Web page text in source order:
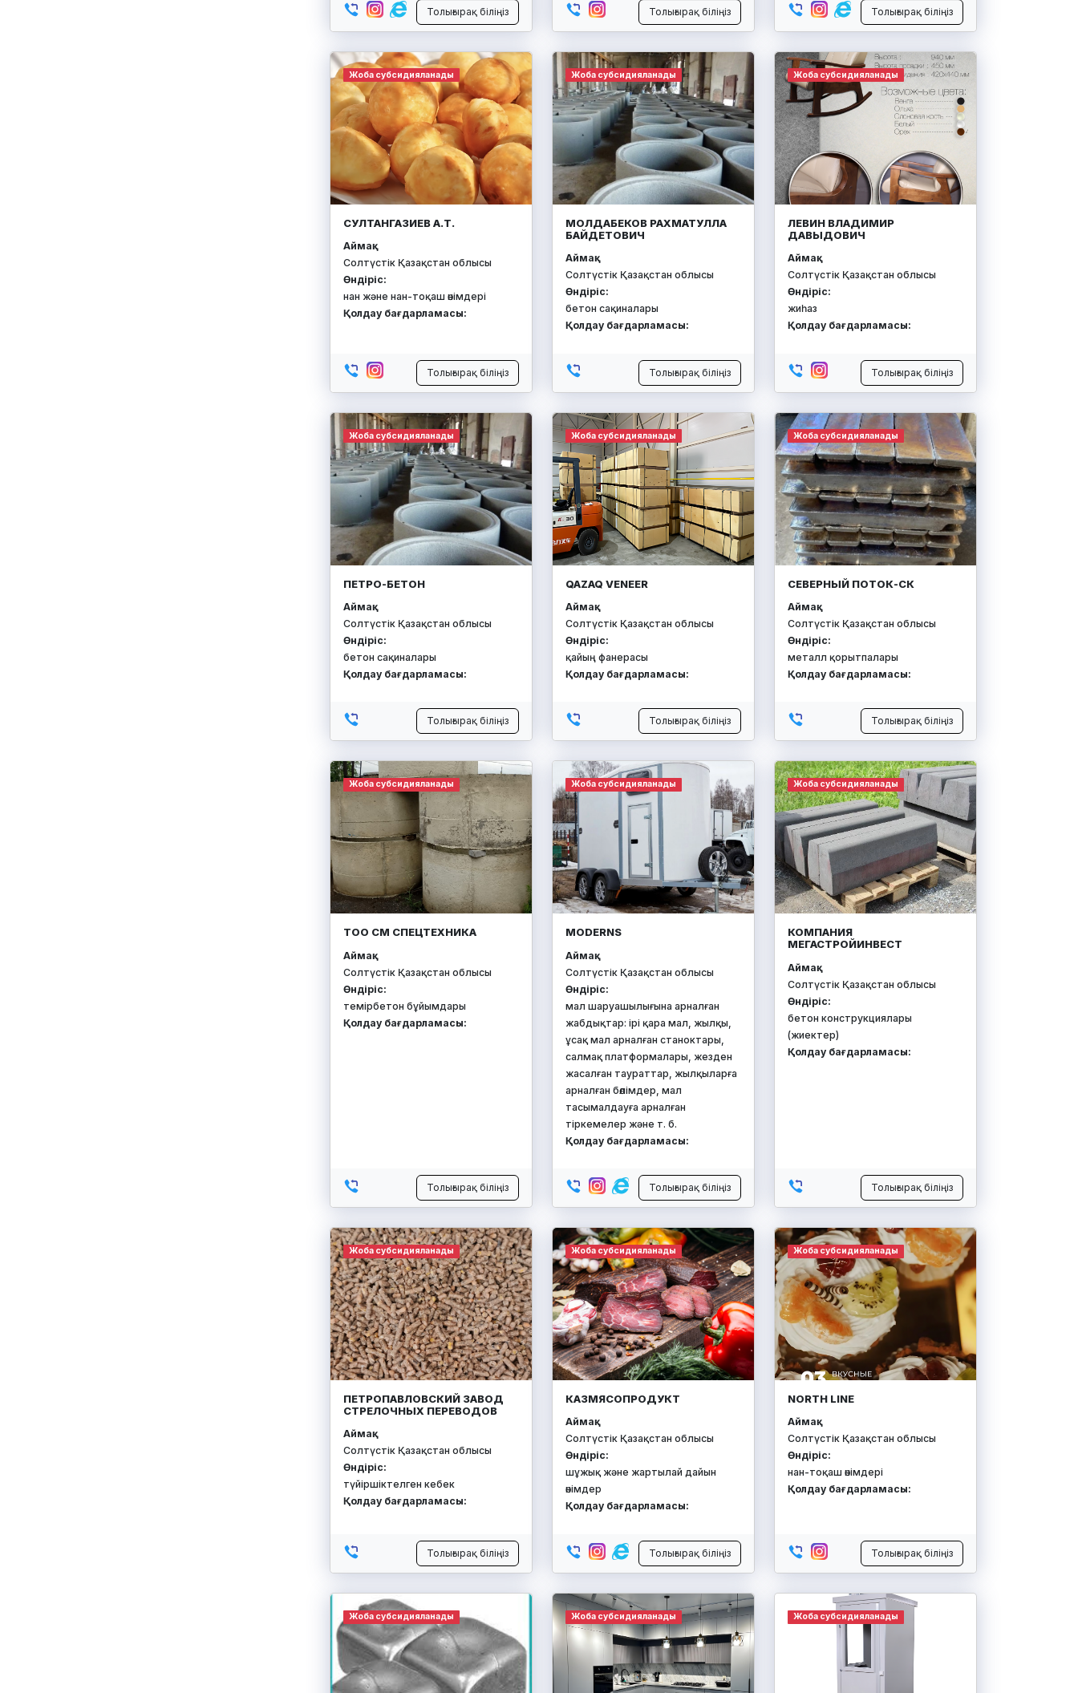
Толығырақ біліңіз Толығырақ біліңіз Толығырақ біліңіз
Жоба субсидияланады
СУЛТАНГАЗИЕВ А.Т.
Аймақ:
Солтүстік Қазақстан облысы
Өндіріс:
нан және нан-тоқаш өнімдері
Қолдау бағдарламасы:
Толығырақ біліңіз
Жоба субсидияланады
МОЛДАБЕКОВ РАХМАТУЛЛА
БАЙДЕТОВИЧ
Аймақ:
Солтүстік Қазақстан облысы
Өндіріс:
бетон сақиналары
Қолдау бағдарламасы:
Толығырақ біліңіз
Жоба субсидияланады
ЛЕВИН ВЛАДИМИР
ДАВЫДОВИЧ
Аймақ:
Солтүстік Қазақстан облысы
Өндіріс:
жиһаз
Қолдау бағдарламасы:
Толығырақ біліңіз
Жоба субсидияланады
ПЕТРО-БЕТОН
Аймақ:
Солтүстік Қазақстан облысы
Өндіріс:
бетон сақиналары
Қолдау бағдарламасы:
Толығырақ біліңіз
Жоба субсидияланады
QAZAQ VENEER
Аймақ:
Солтүстік Қазақстан облысы
Өндіріс:
қайың фанерасы
Қолдау бағдарламасы:
Толығырақ біліңіз
Жоба субсидияланады
СЕВЕРНЫЙ ПОТОК-СК
Аймақ:
Солтүстік Қазақстан облысы
Өндіріс:
металл қорытпалары
Қолдау бағдарламасы:
Толығырақ біліңіз
Жоба субсидияланады
ТОО СМ СПЕЦТЕХНИКА
Аймақ:
Солтүстік Қазақстан облысы
Өндіріс:
темірбетон бұйымдары
Қолдау бағдарламасы:
Толығырақ біліңіз
Жоба субсидияланады
MODERNS
Аймақ:
Солтүстік Қазақстан облысы
Өндіріс:
мал шаруашылығына арналған
жабдықтар: ірі қара мал, жылқы,
ұсақ мал арналған станоктары,
салмақ платформалары, жезден
жасалған таураттар, жылқыларға
арналған бөлімдер, мал
тасымалдауға арналған
тіркемелер және т. б.
Қолдау бағдарламасы:
Толығырақ біліңіз
Жоба субсидияланады
КОМПАНИЯ
МЕГАСТРОЙИНВЕСТ
Аймақ:
Солтүстік Қазақстан облысы
Өндіріс:
бетон конструкциялары
(жиектер)
Қолдау бағдарламасы:
Толығырақ біліңіз
Жоба субсидияланады
ПЕТРОПАВЛОВСКИЙ ЗАВОД
СТРЕЛОЧНЫХ ПЕРЕВОДОВ
Аймақ:
Солтүстік Қазақстан облысы
Өндіріс:
түйіршіктелген кебек
Қолдау бағдарламасы:
Толығырақ біліңіз
Жоба субсидияланады
КАЗМЯСОПРОДУКТ
Аймақ:
Солтүстік Қазақстан облысы
Өндіріс:
шұжық және жартылай дайын
өнімдер
Қолдау бағдарламасы:
Толығырақ біліңіз
Жоба субсидияланады
NORTH LINE
Аймақ:
Солтүстік Қазақстан облысы
Өндіріс:
нан-тоқаш өнімдері
Қолдау бағдарламасы:
Толығырақ біліңіз
Жоба субсидияланады Жоба субсидияланады Жоба субсидияланады